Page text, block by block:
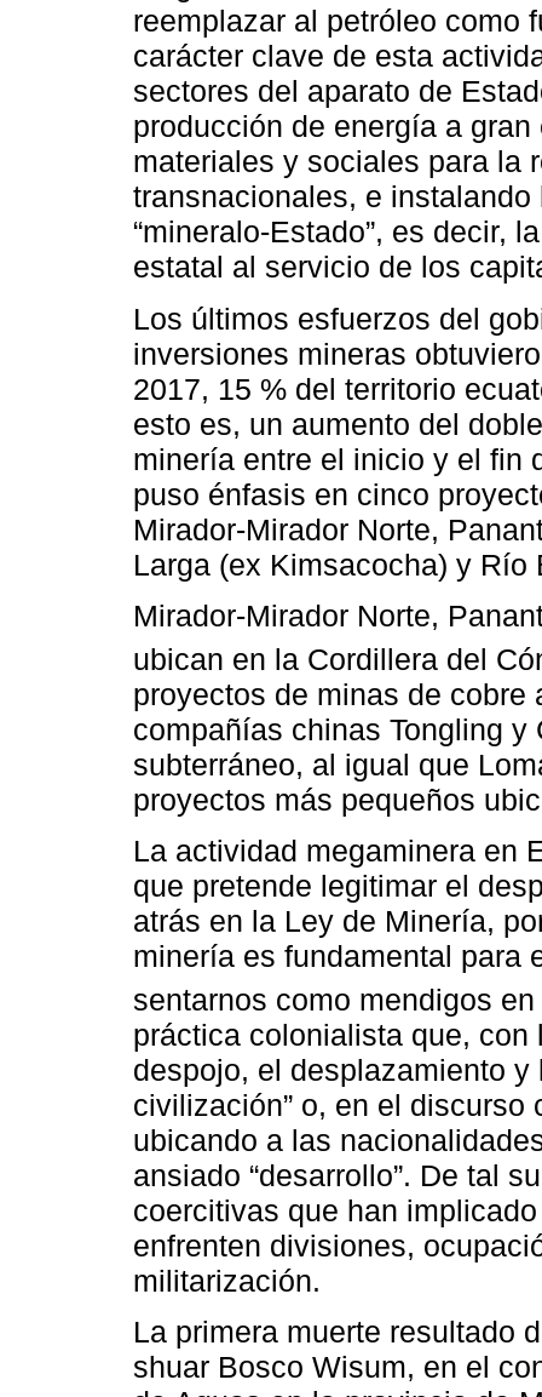
reemplazar al petróleo como
carácter clave de esta
sectores del aparato de
producción de energía a
materiales y sociales para la
transnacionales, e
“mineralo-Estado”, es decir,
estatal al servicio de los
Los últimos esfuerzos del
inversiones mineras
2017, 15 % del territorio
esto es, un aumento del
minería entre el inicio y el fin
puso énfasis en cinco
Mirador-Mirador Norte,
Larga (ex Kimsacocha) y Río
Mirador-Mirador Norte,
ubican en la Cordillera del
proyectos de minas de
compañías chinas Tongling
subterráneo, al igual que
proyectos más pequeños
La actividad megaminera en
que pretende legitimar el
atrás en la Ley de Minería,
minería es fundamental para
sentarnos como mendigos en
práctica colonialista que, con
despojo, el desplazamiento
civilización” o, en el discurso
ubicando a las
ansiado “desarrollo”. De tal
coercitivas que han
enfrenten divisiones,
militarización.
La primera muerte resultado
shuar Bosco Wisum, en el